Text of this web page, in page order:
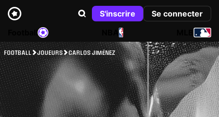
S'inscrire
Se connecter
NBA
FOOTBALL JOUEURS CARLOS JIMÉNEZ